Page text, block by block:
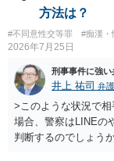
ます。 相談者様は
意であった」とのお
のではないでしょう
だけになりかねませ
きることはないとな
方法は？
#不同意性交等罪 #痴漢・
2026年7月25日
刑事事件に強い
井上 祐司 弁
>このような状況で
場合、警察はLINEの
判断するのでしょう